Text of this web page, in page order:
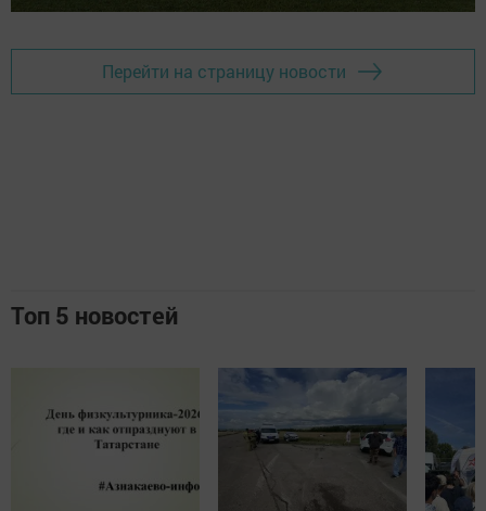
Перейти на страницу новости
Топ 5 новостей